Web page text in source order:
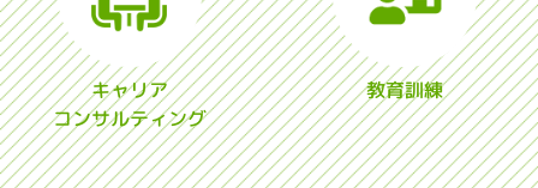
キャリア
コンサルティング
教育訓練